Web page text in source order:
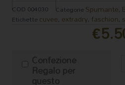
COD 004030 CategorieSpumante,
Etichettecuvee, extradry, faschion,
€